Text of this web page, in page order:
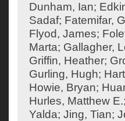
Dunham, Ian;
Sadaf; Fatemifar,
Flyod, James;
Marta; Gallagher,
Griffin, Heather;
Gurling, Hugh;
Howie, Bryan;
Hurles, Matthew E.;
Yalda; Jing, Tian;